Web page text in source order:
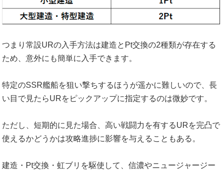
つまり常設URの入手方法は建造とPt交換の2種類が存在する
ため、意外にも簡単に入手できます。
特定のSSR艦船を狙い撃ちするほうが遥かに難しいので、長
い目で見たらURをピックアップに指定するのは微妙です。
ただし、短期的に見た場合、高い戦闘力を有するURを完凸で
使えるかどうかは攻略進捗に影響を与えることもある。
建造・Pt交換・虹ブリを駆使して、信濃やニュージャージー